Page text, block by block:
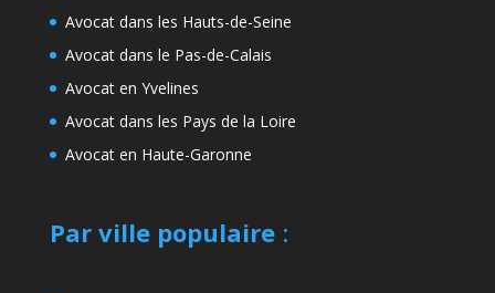
Avocat dans les Hauts-de-Seine
Avocat dans le Pas-de-Calais
Avocat en Yvelines
Avocat dans les Pays de la Loire
Avocat en Haute-Garonne
Par ville populaire: